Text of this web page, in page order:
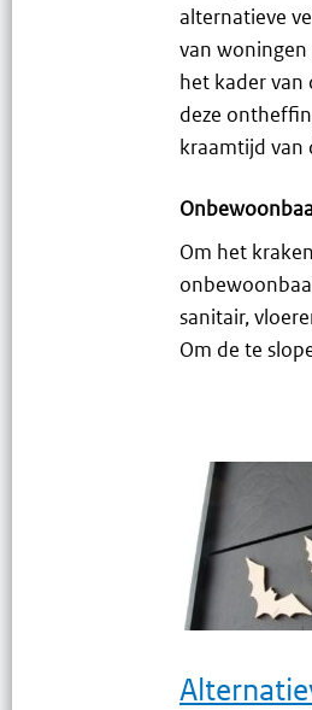
alternatieve
van
het kader van
deze
kraamtijd van
Om het
sanitair,
Om de te